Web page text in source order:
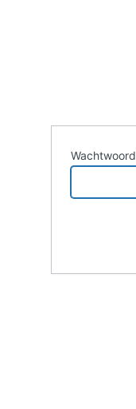
Wachtwoord